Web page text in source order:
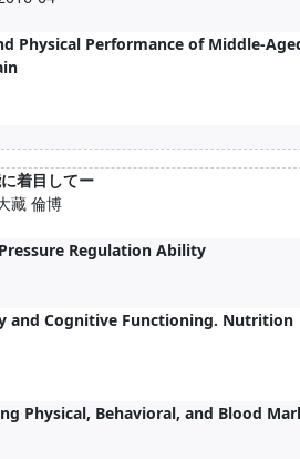
Physical Performance of Middle-
着目してー
藏 倫博
Regulation Ability
and Cognitive Functioning. Nutrition
Physical, Behavioral, and Blood